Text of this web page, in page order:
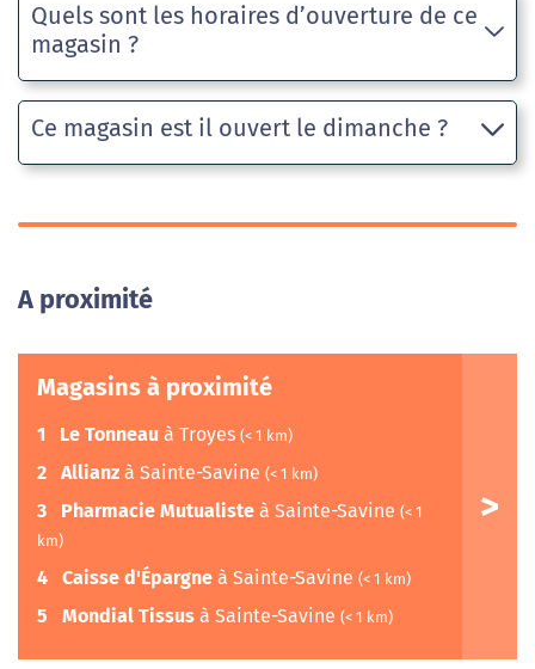
Quels sont les horaires d’ouverture de ce
magasin ?
Ce magasin est il ouvert le dimanche ?
A proximité
Magasins à proximité
1 Le Tonneau à Troyes (< 1 km)
2 Allianz à Sainte-Savine (< 1 km)
3 Pharmacie Mutualiste à Sainte-Savine (< 1
km)
4 Caisse d'Épargne à Sainte-Savine (< 1 km)
5 Mondial Tissus à Sainte-Savine (< 1 km)